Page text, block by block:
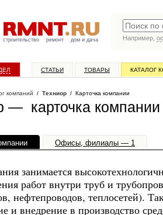
строительство ремонт дом и дача
Например,
СТАТЬИ ТОВАРЫ КАТАЛОГ
компаний / Техниор / Карточка компании
— карточка компании
Офисы, филиалы — 1
занимается
работ внутри труб и
нефтепроводов, теплосетей).
и внедрение в производство